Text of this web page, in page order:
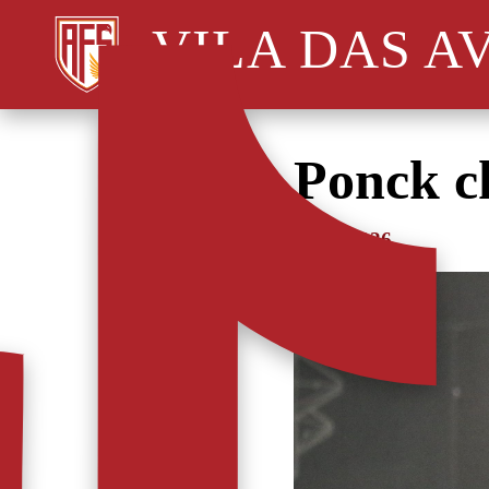
VILA DAS
Ponck
14/02/2026